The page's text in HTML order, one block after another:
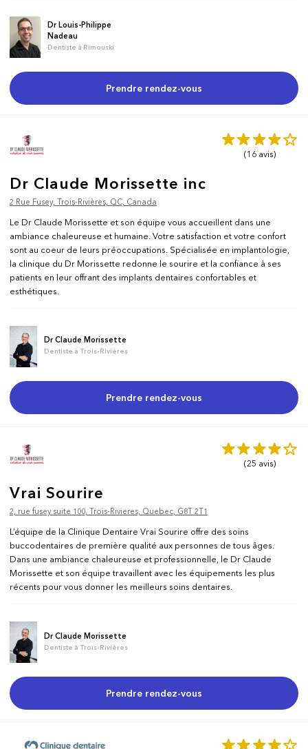
Dr Louis-Philippe
Nadeau
Dentiste à Rimouski
Prendre rendez-vous
(16avis)
Dr Claude Morissette inc
2 Rue Fusey, Trois-Rivières, QC, Canada
Le Dr Claude Morissette et son équipe vous accueillent dans une
ambiance chaleureuse et humaine. Votre satisfaction et votre confort
sont au coeur de leurs préoccupations. Spécialisée en implantologie,
la clinique du Dr Morissette redonne le sourire et la confiance à ses
patients en leur offrant des implants dentaires confortables et
esthétiques.
Dr Claude Morissette
Dentiste à Trois-Rivières
Prendre rendez-vous
(25 avis)
Vrai Sourire
2, rue fusey suite 100, Trois-Rivieres, Quebec, G8T 2T1
L’équipe de la Clinique Dentaire Vrai Sourire offre des soins
buccodentaires de première qualité aux personnes de tous âges.
Dans une ambiance chaleureuse et professionnelle, le Dr Claude
Morissette et son équipe travaillent avec les équipements les plus
récents pour vous donner les meilleurs soins dentaires.
Dr Claude Morissette
Dentiste à Trois-Rivières
Prendre rendez-vous